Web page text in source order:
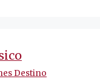
Destino